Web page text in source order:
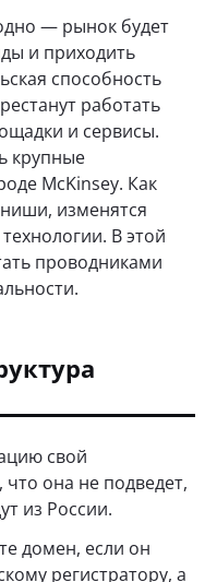
— рынок будет
и приходить
способность
работать
и сервисы.
крупные
McKinsey. Как
изменятся
В этой
проводниками
свой
что она не подведет,
из России.
домен, если он
регистратору, а